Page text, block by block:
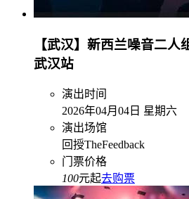
【武汉】新西兰噪音二
武汉站
演出时间
2026年04月04日 星期六
演出场馆
回授TheFeedback
门票价格
100元起去购票